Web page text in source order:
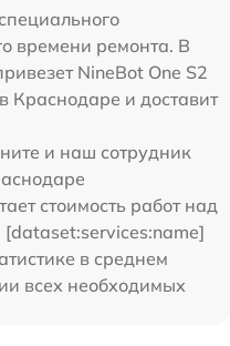
времени ремонта. В
NineBot One S2
Краснодаре и доставит
и наш сотрудник
стоимость работ над
[dataset:services:name]
в среднем
всех необходимых